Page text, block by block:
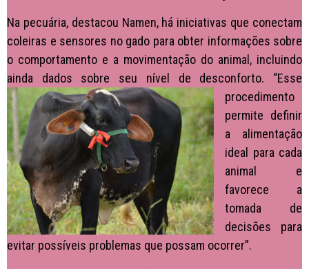
Na pecuária, destacou Namen, há iniciativas que conectam
coleiras e sensores no gado para obter informações sobre
o comportamento e a movimentação do animal, incluindo
ainda dados sobre seu nível de desconforto. “Esse
procedimento
permite definir
a alimentação
ideal para cada
animal e
favorece a
tomada de
decisões para
evitar possíveis problemas que possam ocorrer”.